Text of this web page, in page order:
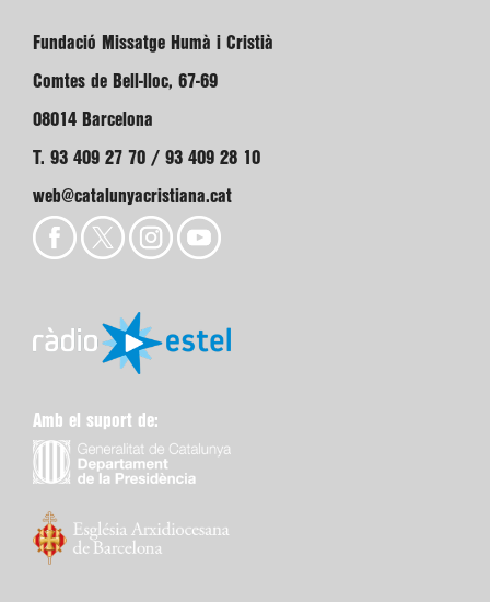
Fundació Missatge Humà i Cristià
Comtes de Bell-lloc, 67-69
08014 Barcelona
T. 93 409 27 70 / 93 409 28 10
web@catalunyacristiana.cat
Amb el suport de: